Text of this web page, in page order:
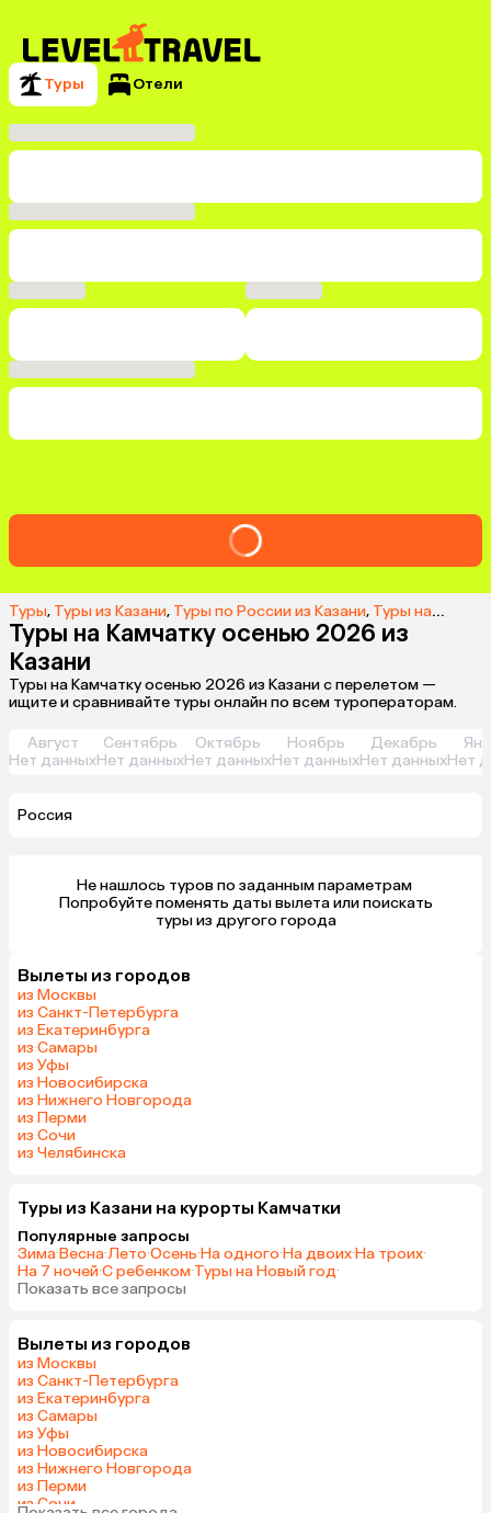
Туры Отели
Туры, Туры из Казани, Туры по России из Казани, Туры на Камчатку из Казани
Туры на Камчатку осенью 2026 из
Казани
Туры на Камчатку осенью 2026 из Казани с перелетом —
ищите и сравнивайте туры онлайн по всем туроператорам.
Август
Нет данных
Сентябрь
Нет данных
Октябрь
Нет данных
Ноябрь
Нет данных
Декабрь
Нет данныхНет
Россия
Не нашлось туров по заданным параметрам
туры из другого города
Вылеты из городов
из Москвы
из Санкт-Петербурга
из Екатеринбурга
из Самары
из Уфы
из Новосибирска
из Нижнего Новгорода
из Перми
из Сочи
из Челябинска
Туры из Казани на курорты Камчатки
Популярные запросы
Зима·Весна·Лето·Осень·На одного·На двоих·На троих·
На 7 ночей·С ребенком·Туры на Новый год·
Показать все запросы
Вылеты из городов
из Москвы
из Санкт-Петербурга
из Екатеринбурга
из Самары
из Уфы
из Новосибирска
из Нижнего Новгорода
из Перми
из Сочи